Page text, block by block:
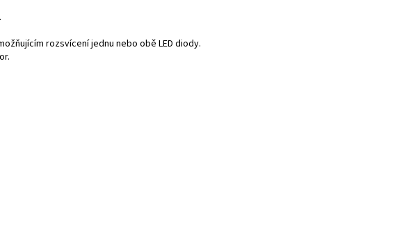
rozsvícení jednu nebo obě LED diody.